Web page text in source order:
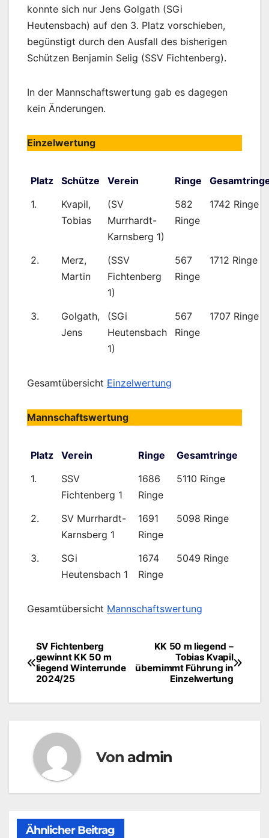
konnte sich nur Jens Golgath (SGi
Heutensbach) auf den 3. Platz vorschieben,
begünstigt durch den Ausfall des bisherigen
Schützen Benjamin Selig (SSV Fichtenberg).
In der Mannschaftswertung gab es dagegen
kein Änderungen.
Einzelwertung
Platz Schütze Verein Ringe
1.
Kvapil,
Tobias
(SV
Murrhardt-
Karnsberg 1)
582
Ringe
1742 Ringe
2.
Merz,
Martin
(SSV
Fichtenberg
1)
567
Ringe
1712 Ringe
3.
Golgath,
Jens
(SGi
Heutensbach
1)
567
Ringe
1707 Ringe
Gesamtübersicht Einzelwertung
Mannschaftswertung
Platz Verein Ringe
Gesamtringe
1.
SSV
Fichtenberg 1
1686
Ringe
5110 Ringe
2.
SV Murrhardt-
Karnsberg 1
1691
Ringe
5098 Ringe
3.
SGi
Heutensbach 1
1674
Ringe
5049 Ringe
Gesamtübersicht Mannschaftswertung
Beitragsnavigation
KK 50 m liegend –
Tobias Kvapil
übernimmt Führung in
Einzelwertung
SV Fichtenberg
gewinnt KK 50 m
liegend Winterrunde
2024/25
Von admin
Ähnlicher Beitrag